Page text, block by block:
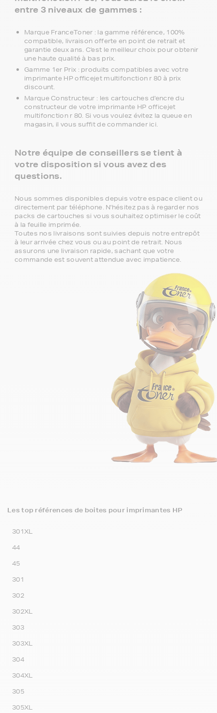
entre 3 niveaux de gammes :
Marque FranceToner : la gamme référence, 100%
compatible, livraison offerte en point de retrait et
garantie deux ans. C'est le meilleur choix pour obtenir
une haute qualité à bas prix.
Gamme 1er Prix : produits compatibles avec votre
imprimante HP officejet multifonction r 80 à prix
discount.
Marque Constructeur : les cartouches d'encre du
constructeur de votre imprimante HP officejet
multifonction r 80. Si vous voulez évitez la queue en
magasin, il vous suffit de commander ici.
Notre équipe de conseillers se tient à
votre disposition si vous avez des
questions.
Nous sommes disponibles depuis votre espace client ou
directement par téléphone. N'hésitez pas à regarder nos
packs de cartouches si vous souhaitez optimiser le coût
à la feuille imprimée.
Toutes nos livraisons sont suivies depuis notre entrepôt
à leur arrivée chez vous ou au point de retrait. Nous
assurons une livraison rapide, sachant que votre
commande est souvent attendue avec impatience.
Les top références de boites pour imprimantes HP
301XL
44
45
301
302
302XL
303
303XL
304
304XL
305
305XL